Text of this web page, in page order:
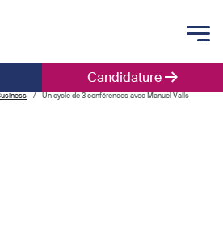
Candidature
Un cycle de 3 conférences avec Manuel Valls